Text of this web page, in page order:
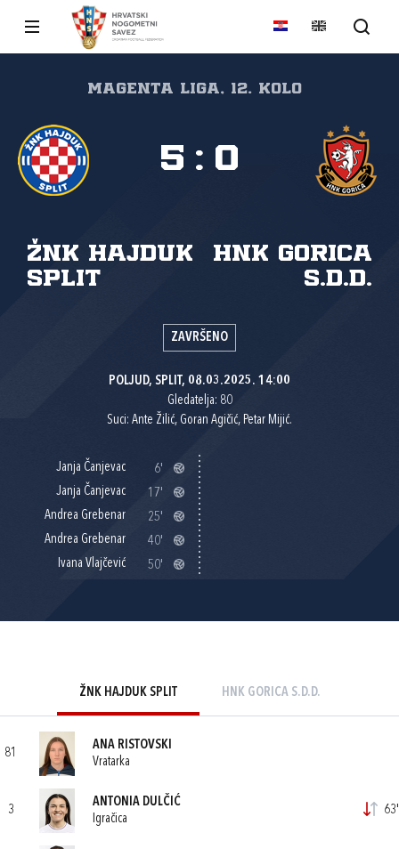
Magenta liga, 12. kolo
ŽNK Hajduk
Split
HNK Gorica
s.d.d.
5 : 0
ZAVRŠENO
POLJUD, SPLIT, 08.03.2025. 14:00
Gledatelja: 80
Suci: Ante Žilić, Goran Agičić, Petar Mijić.
Janja Čanjevac
6'
Janja Čanjevac
17'
Andrea Grebenar
25'
Andrea Grebenar
40'
Ivana Vlajčević
50'
ŽNK HAJDUK SPLIT HNK GORICA S.D.D.
81
ANA RISTOVSKI
Vratarka
3
ANTONIA DULČIĆ
Igračica
63'